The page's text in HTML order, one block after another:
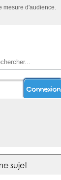
mesure d'audience.
Connexion
sujet